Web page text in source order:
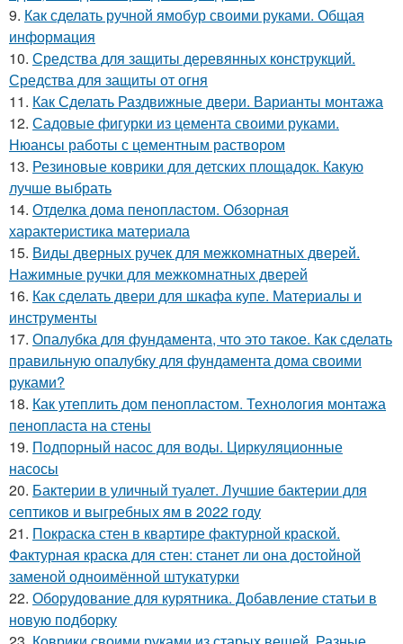
9. Как сделать ручной ямобур своими руками. Общая
информация
10. Средства для защиты деревянных конструкций.
Средства для защиты от огня
11. Как Сделать Раздвижные двери. Варианты монтажа
12. Садовые фигурки из цемента своими руками.
Нюансы работы с цементным раствором
13. Резиновые коврики для детских площадок. Какую
лучше выбрать
14. Отделка дома пенопластом. Обзорная
характеристика материала
15. Виды дверных ручек для межкомнатных дверей.
Нажимные ручки для межкомнатных дверей
16. Как сделать двери для шкафа купе. Материалы и
инструменты
17. Опалубка для фундамента, что это такое. Как сделать
правильную опалубку для фундамента дома своими
руками?
18. Как утеплить дом пенопластом. Технология монтажа
пенопласта на стены
19. Подпорный насос для воды. Циркуляционные
насосы
20. Бактерии в уличный туалет. Лучшие бактерии для
септиков и выгребных ям в 2022 году
21. Покраска стен в квартире фактурной краской.
Фактурная краска для стен: станет ли она достойной
заменой одноимённой штукатурки
22. Оборудование для курятника. Добавление статьи в
новую подборку